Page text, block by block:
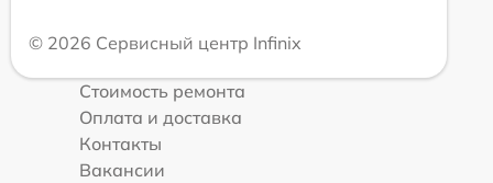
© 2026 Сервисный центр Infinix
Стоимость ремонта
Оплата и доставка
Контакты
Вакансии